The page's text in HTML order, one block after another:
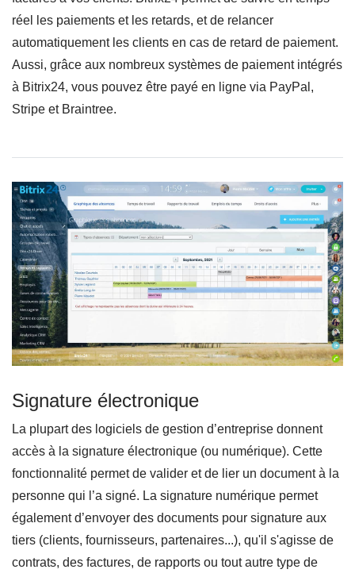
réel les paiements et les retards, et de relancer
automatiquement les clients en cas de retard de paiement.
Aussi, grâce aux nombreux systèmes de paiement intégrés
à Bitrix24, vous pouvez être payé en ligne via PayPal,
Stripe et Braintree.
Signature électronique
La plupart des logiciels de gestion d’entreprise donnent
accès à la signature électronique (ou numérique). Cette
fonctionnalité permet de valider et de lier un document à la
personne qui l’a signé. La signature numérique permet
également d’envoyer des documents pour signature aux
tiers (clients, fournisseurs, partenaires...), qu'il s'agisse de
contrats, des factures, de rapports ou tout autre type de